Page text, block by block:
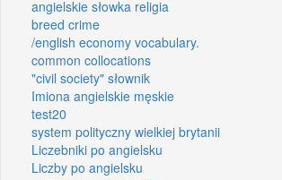
angielskie słowka religia
breed crime
/english economy vocabulary.
common collocations
"civil society" słownik
Imiona angielskie męskie
test20
system polityczny wielkiej brytanii
Liczebniki po angielsku
Liczby po angielsku